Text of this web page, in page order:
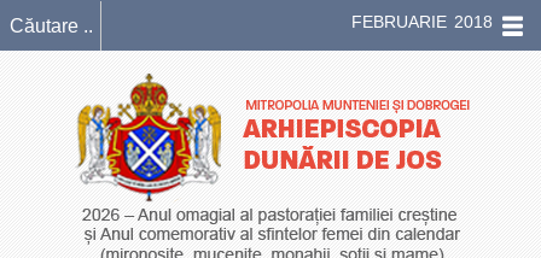
FEBRUARIE 2018